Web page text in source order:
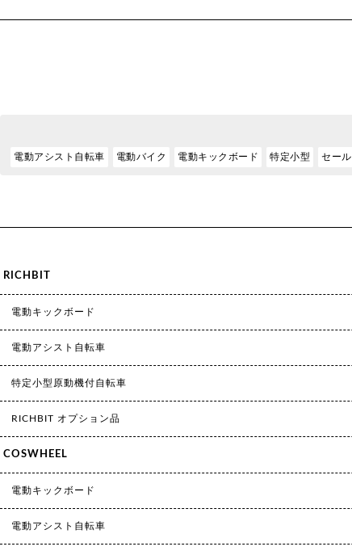
電動アシスト自転車 電動バイク 電動キックボード 特定小型 セール
RICHBIT
電動キックボード
電動アシスト自転車
特定小型原動機付自転車
RICHBIT オプション品
COSWHEEL
電動キックボード
電動アシスト自転車